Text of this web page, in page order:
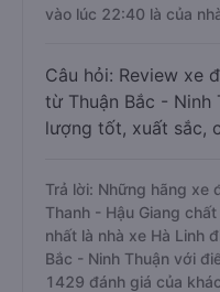
vào lúc 22:40 là của
Câu hỏi: Review xe
từ Thuận Bắc - Ninh
lượng tốt, xuất sắc,
Trả lời: Những hãng xe
Thanh - Hậu Giang
nhất là nhà xe Hà Linh
Bắc - Ninh Thuận với
1429 đánh giá của